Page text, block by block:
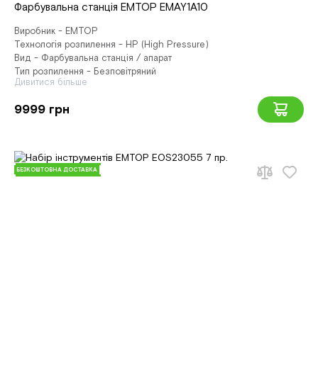
Фарбувальна станція EMTOP EMAY1A10
Виробник - EMTOP
Технологія розпилення - HP (High Pressure)
Вид - Фарбувальна станція / апарат
Тип розпилення - Безповітряний
Дивитися більше
9999 грн
БЕЗКОШТОВНА ДОСТАВКА